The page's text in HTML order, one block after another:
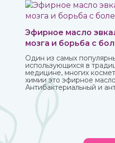
Эфирное масло
мозга и борьба с
Один из самых
использующихся в
медицине, многих
химии это эфирное
Антибактериальный и
миртового дерева,
известен очень давно.